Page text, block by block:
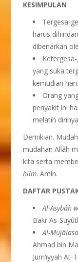
KESIMPULAN
Tergesa-
harus
dibenarkan
yang suka
kemudian hari.
Orang
penyakit ini
melatih
Demikian.
mudahan Allâh
kita serta
hilm. Amin.
DAFTAR
Al-Asybâh
Bakr As-
Al-
Ahmad bin
Jum’iyyah At-